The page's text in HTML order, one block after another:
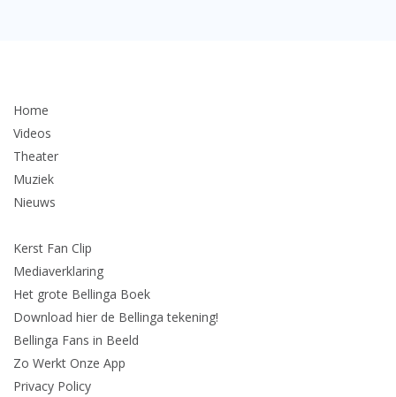
Home
Videos
Theater
Muziek
Nieuws
Kerst Fan Clip
Mediaverklaring
Het grote Bellinga Boek
Download hier de Bellinga tekening!
Bellinga Fans in Beeld
Zo Werkt Onze App
Privacy Policy